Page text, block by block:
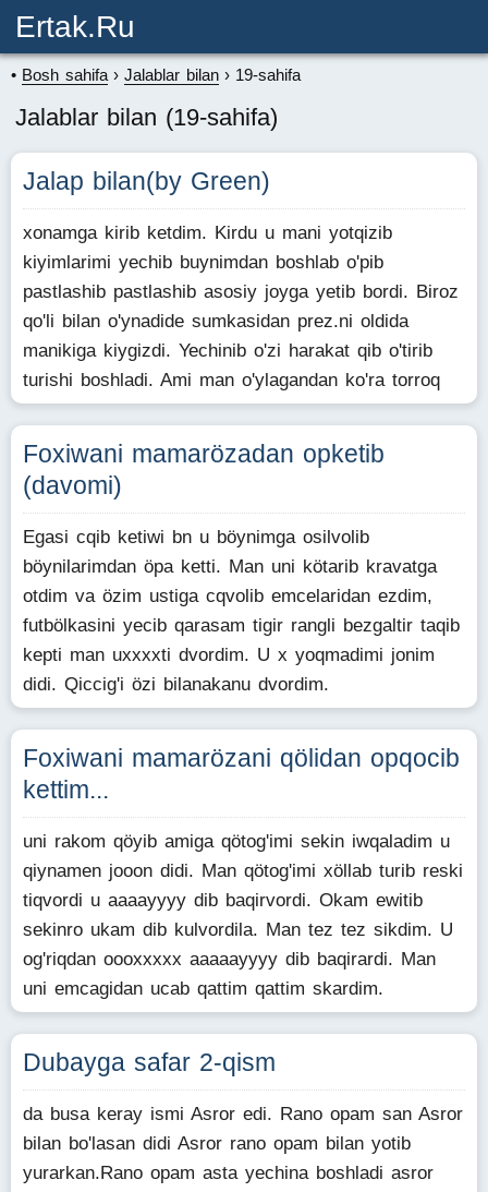
Ertak.ru
Bosh sahifa Jalablar bilan 19-sahifa
Jalablar bilan (19-sahifa)
Jalap bilan(by Green)
xonamga kirib ketdim. Kirdu u mani yotqizib
kiyimlarimi yechib buynimdan boshlab o'pib
pastlashib pastlashib asosiy joyga yetib bordi. Biroz
qo'li bilan o'ynadide sumkasidan prez.ni oldida
manikiga kiygizdi. Yechinib o'zi harakat qib o'tirib
turishi boshladi. Ami man o'ylagandan ko'ra torroq
Foxiwani mamarözadan opketib
(davomi)
Egasi cqib ketiwi bn u böynimga osilvolib
böynilarimdan öpa ketti. Man uni kötarib kravatga
otdim va özim ustiga cqvolib emcelaridan ezdim,
futbölkasini yecib qarasam tigir rangli bezgaltir taqib
kepti man uxxxxti dvordim. U x yoqmadimi jonim
didi. Qiccig'i özi bilanakanu dvordim.
Foxiwani mamarözani qölidan opqocib
kettim...
uni rakom qöyib amiga qötog'imi sekin iwqaladim u
qiynamen jooon didi. Man qötog'imi xöllab turib reski
tiqvordi u aaaayyyy dib baqirvordi. Okam ewitib
sekinro ukam dib kulvordila. Man tez tez sikdim. U
og'riqdan oooxxxxx aaaaayyyy dib baqirardi. Man
uni emcagidan ucab qattim qattim skardim.
Dubayga safar 2-qism
da busa keray ismi Asror edi. Rano opam san Asror
bilan bo'lasan didi Asror rano opam bilan yotib
yurarkan.Rano opam asta yechina boshladi asror